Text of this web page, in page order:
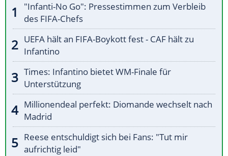
"Infanti-No Go": Pressestimmen zum Verbleib
des FIFA-Chefs
UEFA hält an FIFA-Boykott fest - CAF hält zu
Infantino
Times: Infantino bietet WM-Finale für
Unterstützung
Millionendeal perfekt: Diomande wechselt nach
Madrid
Reese entschuldigt sich bei Fans: "Tut mir
aufrichtig leid"